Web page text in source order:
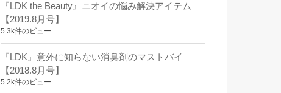
『LDK the Beauty』ニオイの悩み解決アイテム
【2019.8月号】
5.3k件のビュー
『LDK』意外に知らない消臭剤のマストバイ
【2018.8月号】
5.2k件のビュー